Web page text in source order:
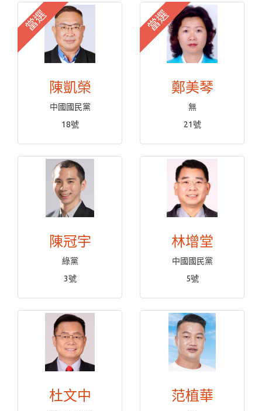
當選
陳凱榮
中國國民黨
18號
當選
鄭美琴
無
21號
陳冠宇
綠黨
3號
林增堂
中國國民黨
5號
杜文中 范植華